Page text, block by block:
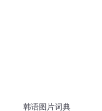
韩语图片词典